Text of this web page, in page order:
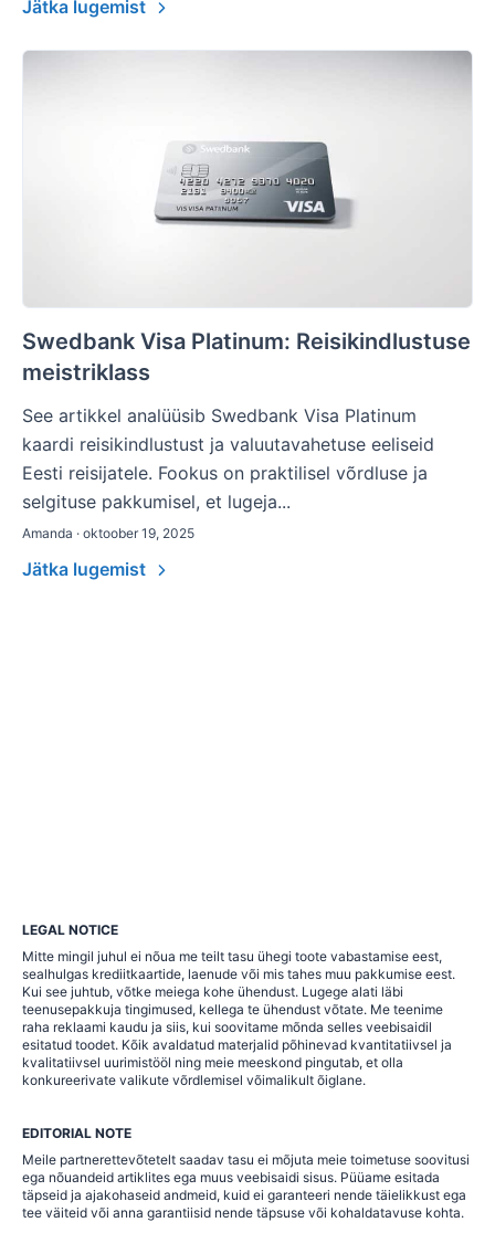
Jätka lugemist
Swedbank Visa Platinum: Reisikindlustuse
meistriklass
See artikkel analüüsib Swedbank Visa Platinum
kaardi reisikindlustust ja valuutavahetuse eeliseid
Eesti reisijatele. Fookus on praktilisel võrdluse ja
selgituse pakkumisel, et lugeja...
Amanda · oktoober 19, 2025
Jätka lugemist
LEGAL NOTICE
Mitte mingil juhul ei nõua me teilt tasu ühegi toote vabastamise eest,
sealhulgas krediitkaartide, laenude või mis tahes muu pakkumise eest.
Kui see juhtub, võtke meiega kohe ühendust. Lugege alati läbi
teenusepakkuja tingimused, kellega te ühendust võtate. Me teenime
raha reklaami kaudu ja siis, kui soovitame mõnda selles veebisaidil
esitatud toodet. Kõik avaldatud materjalid põhinevad kvantitatiivsel ja
kvalitatiivsel uurimistööl ning meie meeskond pingutab, et olla
konkureerivate valikute võrdlemisel võimalikult õiglane.
EDITORIAL NOTE
Meile partnerettevõtetelt saadav tasu ei mõjuta meie toimetuse soovitusi
ega nõuandeid artiklites ega muus veebisaidi sisus. Püüame esitada
täpseid ja ajakohaseid andmeid, kuid ei garanteeri nende täielikkust ega
tee väiteid või anna garantiisid nende täpsuse või kohaldatavuse kohta.